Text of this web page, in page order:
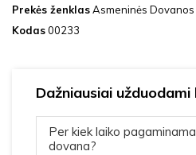
Prekės ženklasAsmeninės Dovanos
Kodas00233
Dažniausiai užduodami
Per kiek laiko
dovana?